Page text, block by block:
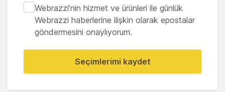
Webrazzi'nin hizmet ve ürünleri ile günlük
Webrazzi haberlerine ilişkin olarak epostalar
göndermesini onaylıyorum.
Seçimlerimi kaydet